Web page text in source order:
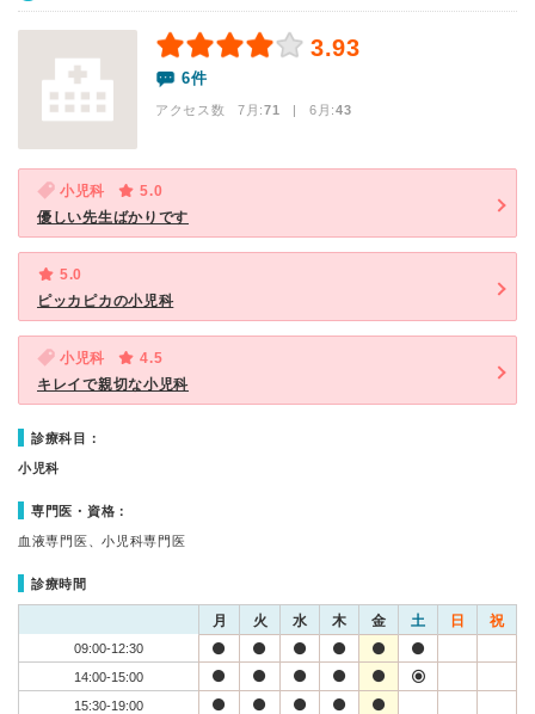
3.93
6件
アクセス数 7月:71 | 6月:43
小児科
5.0
優しい先生ばかりです
5.0
ピッカピカの小児科
小児科
4.5
キレイで親切な小児科
診療科目：
小児科
専門医・資格：
血液専門医、小児科専門医
診療時間
月 火 水 木 金 土 日 祝
09:00-12:30
14:00-15:00
15:30-19:00